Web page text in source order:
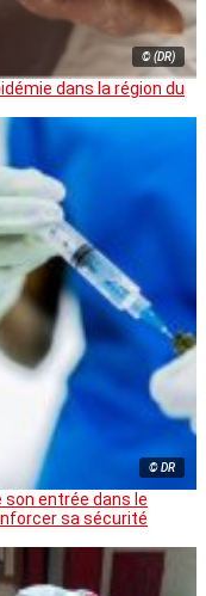
© (DR)
dans la région du
© DR
son entrée dans le
sa sécurité